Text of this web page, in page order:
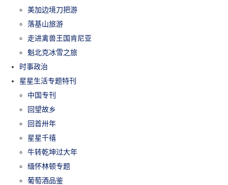
美加边境刀把游
落基山旅游
走进禽兽王国肯尼亚
魁北克冰雪之旅
时事政治
星星生活专题特刊
中国专刊
回望故乡
回首卅年
星星千禧
牛转乾坤过大年
缅怀林顿专题
葡萄酒品鉴